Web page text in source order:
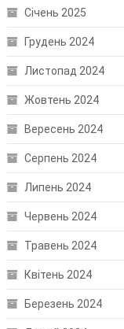
Січень 2025
Грудень 2024
Листопад 2024
Жовтень 2024
Вересень 2024
Серпень 2024
Липень 2024
Червень 2024
Травень 2024
Квітень 2024
Березень 2024